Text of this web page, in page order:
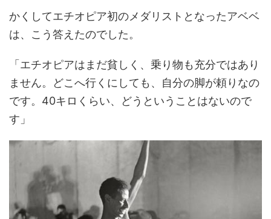
かくしてエチオピア初のメダリストとなったアベベ
は、こう答えたのでした。
「エチオピアはまだ貧しく、乗り物も充分ではあり
ません。どこへ行くにしても、自分の脚が頼りなの
です。40キロくらい、どうということはないので
す」